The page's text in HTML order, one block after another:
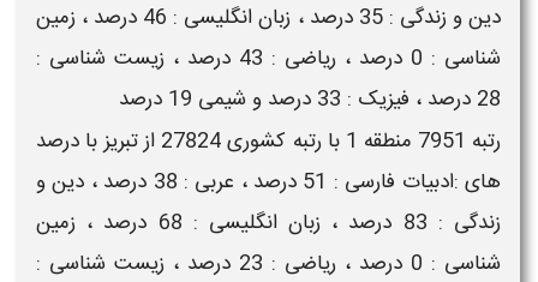
دین و زندگی : 35 درصد ، زبان انگلیسی : 46 درصد ، زمین
شناسی : 0 درصد ، ریاضی : 43 درصد ، زیست شناسی :
28 درصد ، فیزیک : 33 درصد و شیمی 19 درصد
رتبه 7951 منطقه 1 با رتبه کشوری 27824 از تبریز با درصد
های :ادبیات فارسی : 51 درصد ، عربی : 38 درصد ، دین و
زندگی : 83 درصد ، زبان انگلیسی : 68 درصد ، زمین
شناسی : 0 درصد ، ریاضی : 23 درصد ، زیست شناسی :